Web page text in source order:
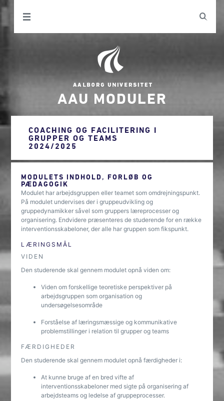
AAU MODULER
COACHING OG FACILITERING I
GRUPPER OG TEAMS
2024/2025
MODULETS INDHOLD, FORLØB OG
PÆDAGOGIK
Modulet har arbejdsgruppen eller teamet som omdrejningspunkt.
På modulet undervises der i gruppeudvikling og
gruppedynamikker såvel som gruppers læreprocesser og
organisering. Endvidere præsenteres de studerende for en række
interventionsskabeloner, der alle har gruppen som fikspunkt.
LÆRINGSMÅL
VIDEN
Den studerende skal gennem modulet opnå viden om:
Viden om forskellige teoretiske perspektiver på
arbejdsgruppen som organisation og
undersøgelsesområde
Forståelse af læringsmæssige og kommunikative
problemstillinger i relation til grupper og teams
FÆRDIGHEDER
Den studerende skal gennem modulet opnå færdigheder i:
At kunne bruge af en bred vifte af
interventionsskabeloner med sigte på organisering af
arbejdsteams og ledelse af gruppeprocesser.